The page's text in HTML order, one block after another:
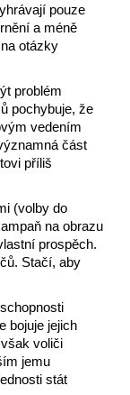
pouze
a méně
otázky
problém
pochybuje, že
vedením
část
příliš
(volby do
na obrazu
prospěch.
Stačí, aby
bojuje jejich
voliči
jemu
stát